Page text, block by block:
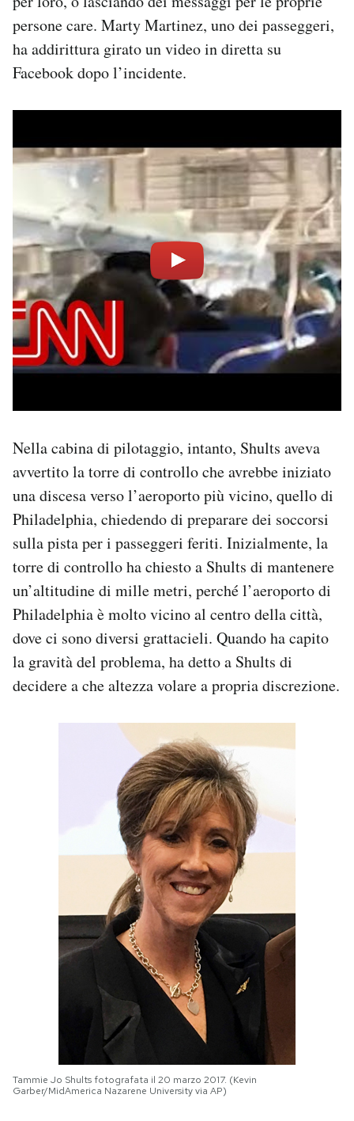
persone care. Marty Martinez, uno dei passeggeri,
ha addirittura girato un video in diretta su
Facebook dopo l’incidente.
Nella cabina di pilotaggio, intanto, Shults aveva
avvertito la torre di controllo che avrebbe iniziato
una discesa verso l’aeroporto più vicino, quello di
Philadelphia, chiedendo di preparare dei soccorsi
sulla pista per i passeggeri feriti. Inizialmente, la
torre di controllo ha chiesto a Shults di mantenere
un’altitudine di mille metri, perché l’aeroporto di
Philadelphia è molto vicino al centro della città,
dove ci sono diversi grattacieli. Quando ha capito
la gravità del problema, ha detto a Shults di
decidere a che altezza volare a propria discrezione.
Tammie Jo Shults fotografata il 20 marzo 2017. (Kevin
Garber/MidAmerica Nazarene University via AP)